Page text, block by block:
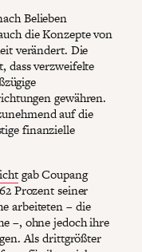
Belieben
die Konzepte von
verändert. Die
dass verzweifelte
gewähren.
auf die
finanzielle
gab Coupang
Prozent seiner
arbeiteten – die
–, ohne jedoch ihre
Als drittgrößter